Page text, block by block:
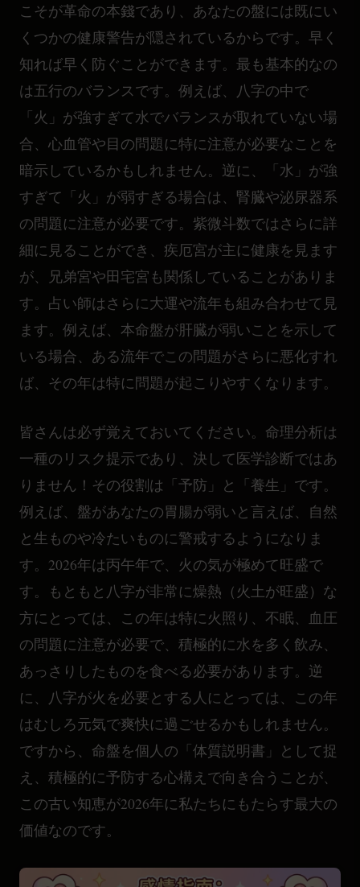
こそが革命の本錢であり、あなたの盤には既にい
くつかの健康警告が隠されているからです。早く
知れば早く防ぐことができます。最も基本的なの
は五行のバランスです。例えば、八字の中で
「火」が強すぎて水でバランスが取れていない場
合、心血管や目の問題に特に注意が必要なことを
暗示しているかもしれません。逆に、「水」が強
すぎて「火」が弱すぎる場合は、腎臓や泌尿器系
の問題に注意が必要です。紫微斗数ではさらに詳
細に見ることができ、疾厄宮が主に健康を見ます
が、兄弟宮や田宅宮も関係していることがありま
す。占い師はさらに大運や流年も組み合わせて見
ます。例えば、本命盤が肝臓が弱いことを示して
いる場合、ある流年でこの問題がさらに悪化すれ
ば、その年は特に問題が起こりやすくなります。
皆さんは必ず覚えておいてください。命理分析は
一種のリスク提示であり、決して医学診断ではあ
りません！その役割は「予防」と「養生」です。
例えば、盤があなたの胃腸が弱いと言えば、自然
と生ものや冷たいものに警戒するようになりま
す。2026年は丙午年で、火の気が極めて旺盛で
す。もともと八字が非常に燥熱（火土が旺盛）な
方にとっては、この年は特に火照り、不眠、血圧
の問題に注意が必要で、積極的に水を多く飲み、
あっさりしたものを食べる必要があります。逆
に、八字が火を必要とする人にとっては、この年
はむしろ元気で爽快に過ごせるかもしれません。
ですから、命盤を個人の「体質説明書」として捉
え、積極的に予防する心構えで向き合うことが、
この古い知恵が2026年に私たちにもたらす最大の
価値なのです。